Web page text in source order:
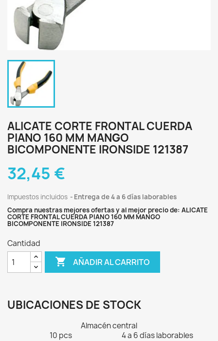
ALICATE CORTE FRONTAL CUERDA
PIANO 160 MM MANGO
BICOMPONENTE IRONSIDE 121387
32,45 €
Impuestos incluidos
Entrega de 4 a 6 días laborables
Compra nuestras mejores ofertas y al mejor precio de: ALICATE
CORTE FRONTAL CUERDA PIANO 160 MM MANGO
BICOMPONENTE IRONSIDE 121387
Cantidad
 AÑADIR AL CARRITO
UBICACIONES DE STOCK
Almacén central
10 pcs
4 a 6 días laborables